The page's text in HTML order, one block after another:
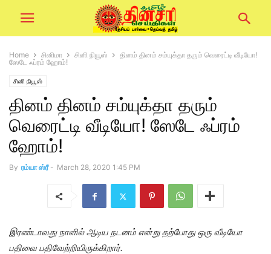
Home சினிமா சினி நியூஸ்
தினம் தினம் சம்யுக்தா தரும் வெரைட்டி வீடியோ!
ஸேடே ஃப்ரம் ஹோம்!
சினி நியூஸ்
தினம் தினம் சம்யுக்தா தரும்
வெரைட்டி வீடியோ! ஸேடே ஃப்ரம்
ஹோம்!
By ரம்யா ஸ்ரீ - March 28, 2020 1:45 PM
இரண்டாவது நாளில் ஆடிய நடனம் என்று தற்போது ஒரு வீடியோ
பதிவை பதிவேற்றியிருக்கிறார்.